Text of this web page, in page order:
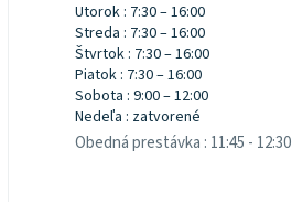
Utorok : 7:30 – 16:00
Streda : 7:30 – 16:00
Štvrtok : 7:30 – 16:00
Piatok : 7:30 – 16:00
Sobota : 9:00 – 12:00
Nedeľa : zatvorené
Obedná prestávka : 11:45 - 12:30